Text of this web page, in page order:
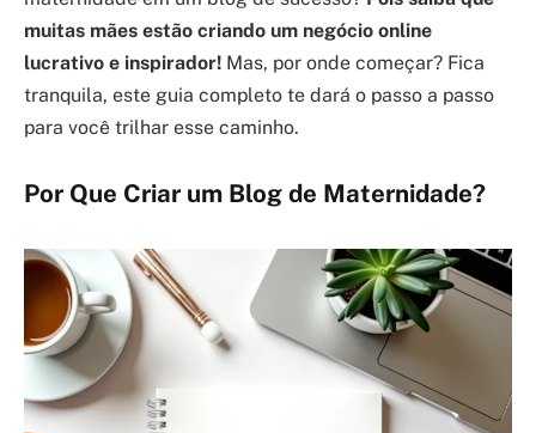
muitas mães estão criando um negócio online
lucrativo e inspirador! Mas, por onde começar? Fica
tranquila, este guia completo te dará o passo a passo
para você trilhar esse caminho.
Por Que Criar um Blog de Maternidade?